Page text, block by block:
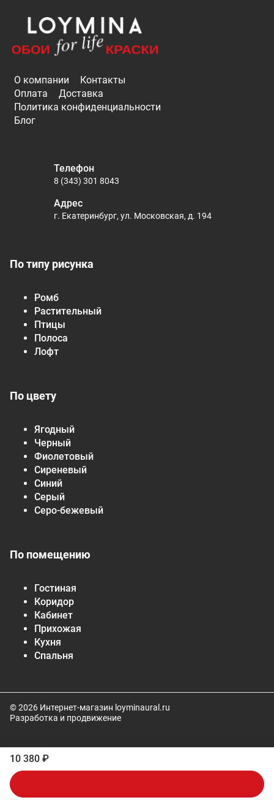
10 380 ₽
О компании
Контакты
Оплата
Доставка
Политика конфиденциальности
Блог
По типу рисунка
Ромб
Растительный
Птицы
Полоса
Лофт
По цвету
Ягодный
Черный
Фиолетовый
Сиреневый
Синий
Серый
Серо-бежевый
По помещению
Гостиная
Коридор
Кабинет
Прихожая
Кухня
Спальня
Телефон
8 (343) 301 8043
Адрес
г. Екатеринбург, ул. Московская, д. 194
© 2026 Интернет-магазин loyminaural.ru
Разработка и продвижение